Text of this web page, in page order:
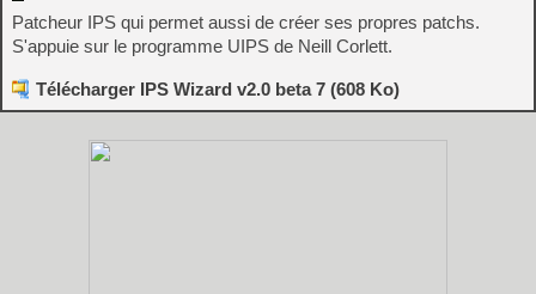
Patcheur IPS qui permet aussi de créer ses propres patchs.
S'appuie sur le programme UIPS de Neill Corlett.
Télécharger IPS Wizard v2.0 beta 7 (608 Ko)